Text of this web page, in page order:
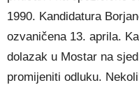
1990. Kandidatura
ozvaničena 13. aprila.
dolazak u Mostar na
promijeniti odluku.